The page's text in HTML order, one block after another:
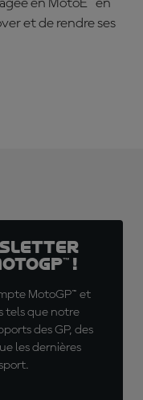
en MotoE™ en
et de rendre ses
!
MotoGP™ et
tels que notre
des GP, des
les dernières